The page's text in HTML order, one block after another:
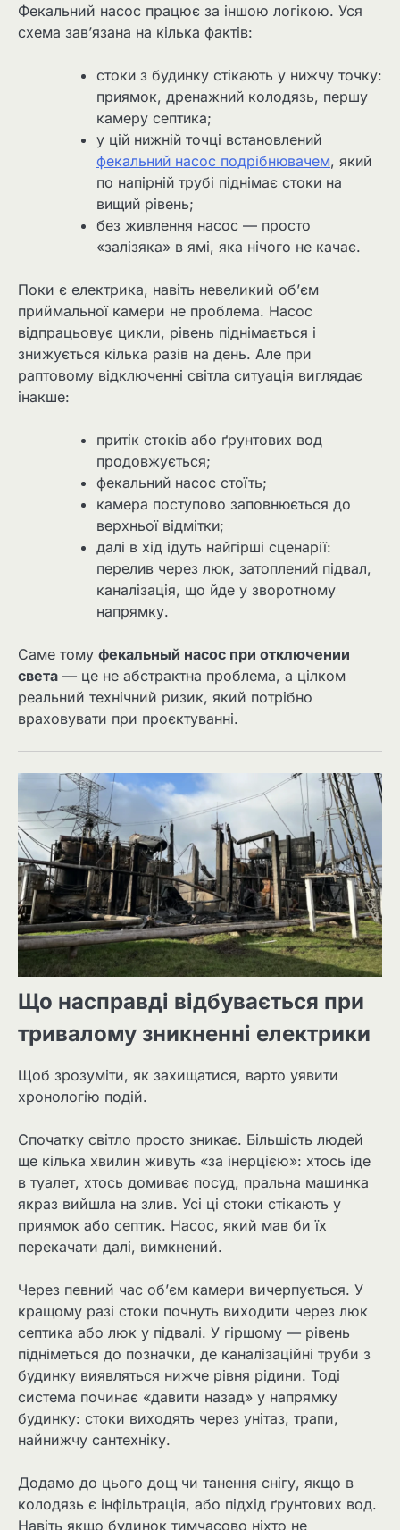
Фекальний насос працює за іншою логікою. Уся
схема зав’язана на кілька фактів:
стоки з будинку стікають у нижчу точку:
приямок, дренажний колодязь, першу
камеру септика;
у цій нижній точці встановлений
фекальний насос подрібнювачем, який
по напірній трубі піднімає стоки на
вищий рівень;
без живлення насос — просто
«залізяка» в ямі, яка нічого не качає.
Поки є електрика, навіть невеликий об’єм
приймальної камери не проблема. Насос
відпрацьовує цикли, рівень піднімається і
знижується кілька разів на день. Але при
раптовому відключенні світла ситуація виглядає
інакше:
притік стоків або ґрунтових вод
продовжується;
фекальний насос стоїть;
камера поступово заповнюється до
верхньої відмітки;
далі в хід ідуть найгірші сценарії:
перелив через люк, затоплений підвал,
каналізація, що йде у зворотному
напрямку.
Саме тому фекальный насос при отключении
света — це не абстрактна проблема, а цілком
реальний технічний ризик, який потрібно
враховувати при проєктуванні.
Що насправді відбувається при
тривалому зникненні електрики
Щоб зрозуміти, як захищатися, варто уявити
хронологію подій.
Спочатку світло просто зникає. Більшість людей
ще кілька хвилин живуть «за інерцією»: хтось іде
в туалет, хтось домиває посуд, пральна машинка
якраз вийшла на злив. Усі ці стоки стікають у
приямок або септик. Насос, який мав би їх
перекачати далі, вимкнений.
Через певний час об’єм камери вичерпується. У
кращому разі стоки почнуть виходити через люк
септика або люк у підвалі. У гіршому — рівень
підніметься до позначки, де каналізаційні труби з
будинку виявляться нижче рівня рідини. Тоді
система починає «давити назад» у напрямку
будинку: стоки виходять через унітаз, трапи,
найнижчу сантехніку.
Додамо до цього дощ чи танення снігу, якщо в
колодязь є інфільтрація, або підхід ґрунтових вод.
Навіть якщо будинок тимчасово ніхто не